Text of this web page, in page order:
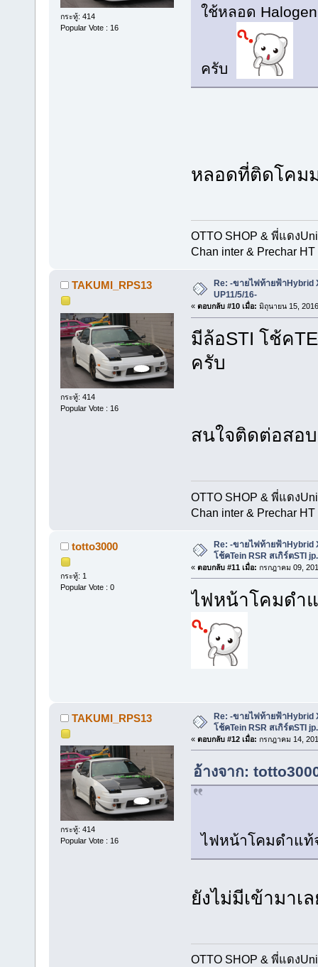
กระทู้: 414
Popular Vote : 16
ใช้หลอด
ครับ
หลอดที่ติดโคม
OTTO SHOP & พี่แดง
Chan inter & Prechar
TAKUMI_RPS13
กระทู้: 414
Popular Vote : 16
Re: -ขายไฟท้ายฟ้าHybrid
UP11/5/16-
« ตอบกลับ #10 เมื่อ: มิถุนายน 15,
มีล้อSTI โช้ค
ครับ
สนใจติดต่อสอ
OTTO SHOP & พี่แดง
Chan inter & Prechar
totto3000
กระทู้: 1
Popular Vote : 0
Re: -ขายไฟท้ายฟ้าHybrid
โช้คTein RSR สเกิร์ตSTI
« ตอบกลับ #11 เมื่อ: กรกฎาคม 09,
ไฟหน้าโคมดำ
TAKUMI_RPS13
กระทู้: 414
Popular Vote : 16
Re: -ขายไฟท้ายฟ้าHybrid
โช้คTein RSR สเกิร์ตSTI
« ตอบกลับ #12 เมื่อ: กรกฎาคม 14,
อ้างจาก:
ไฟหน้าโคมดำแท้
ยังไม่มีเข้ามาเ
OTTO SHOP & พี่แดง